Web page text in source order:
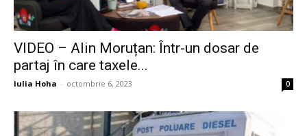
VIDEO – Alin Moruțan: Într-un dosar de
partaj în care taxele...
Iulia Hoha - octombrie 6, 2023 0